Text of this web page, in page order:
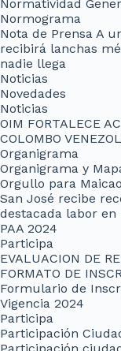
Normatividad
Normograma
Nota de Prensa A
recibirá lanchas
nadie llega
Noticias
Novedades
Noticias
OIM FORTALECE
COLOMBO
Organigrama
Organigrama y
Orgullo para
San José recibe
destacada labor en
PAA 2024
Participa
EVALUACION DE
FORMATO DE
Formulario de
Vigencia 2024
Participa
Participación